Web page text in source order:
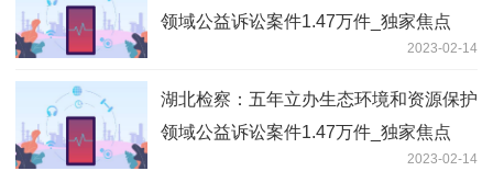
领域公益诉讼案件1.47万件_独家焦点
2023-02-14
湖北检察：五年立办生态环境和资源保护
领域公益诉讼案件1.47万件_独家焦点
2023-02-14